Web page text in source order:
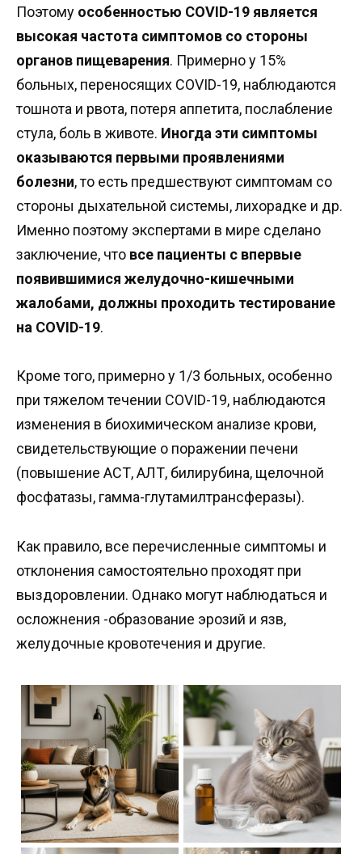
Поэтому особенностью COVID-19 является
высокая частота симптомов со стороны
органов пищеварения. Примерно у 15%
больных, переносящих COVID-19, наблюдаются
тошнота и рвота, потеря аппетита, послабление
стула, боль в животе. Иногда эти симптомы
оказываются первыми проявлениями
болезни, то есть предшествуют симптомам со
стороны дыхательной системы, лихорадке и др.
Именно поэтому экспертами в мире сделано
заключение, что все пациенты с впервые
появившимися желудочно-кишечными
жалобами, должны проходить тестирование
на COVID-19.
Кроме того, примерно у 1/3 больных, особенно
при тяжелом течении COVID-19, наблюдаются
изменения в биохимическом анализе крови,
свидетельствующие о поражении печени
(повышение АСТ, АЛТ, билирубина, щелочной
фосфатазы, гамма-глутамилтрансферазы).
Как правило, все перечисленные симптомы и
отклонения самостоятельно проходят при
выздоровлении. Однако могут наблюдаться и
осложнения -образование эрозий и язв,
желудочные кровотечения и другие.